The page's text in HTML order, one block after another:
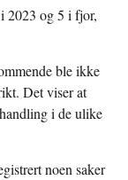
2023 og 5 i fjor,
ble ikke
Det viser at
i de ulike
noen saker